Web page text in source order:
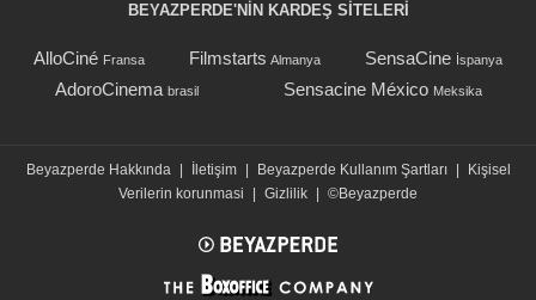
BEYAZPERDE'NIN KARDEŞ SİTELERİ
AlloCiné Fransa Filmstarts Almanya SensaCine İspanya
AdoroCinema brasil Sensacine México Meksika
Beyazperde Hakkında İletişim Beyazperde Kullanım Şartları
Kişisel
Verilerin korunmasi
Gizlilik ©Beyazperde